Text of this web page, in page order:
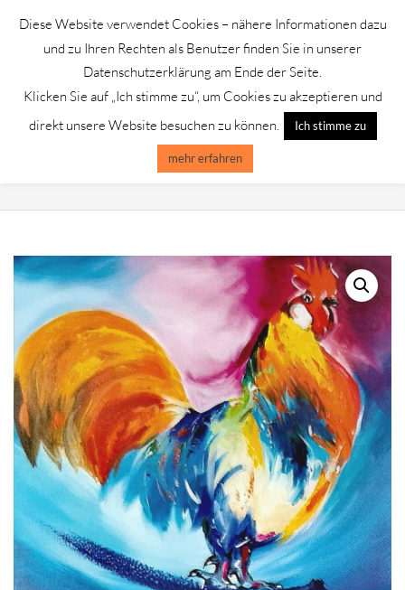
content GALERIE CHROMIK
Primary
Navigation
ALFRED GOCKEL /GICLEE AUF BÜTTEN
Diese Website verwendet Cookies – nähere Informationen dazu
und zu Ihren Rechten als Benutzer finden Sie in unserer
Datenschutzerklärung am Ende der Seite.
Klicken Sie auf „Ich stimme zu“, um Cookies zu akzeptieren und
direkt unsere Website besuchen zu können.
Ich stimme zu
mehr erfahren